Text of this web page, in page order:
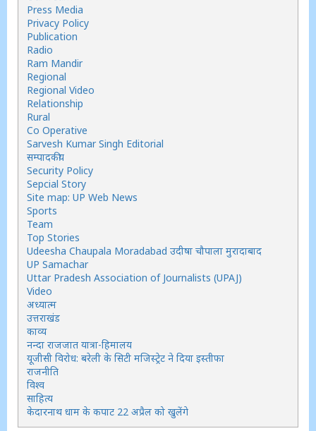
Press Media
Privacy Policy
Publication
Radio
Ram Mandir
Regional
Regional Video
Relationship
Rural
Co Operative
Sarvesh Kumar Singh Editorial
सम्पादकीय
Security Policy
Sepcial Story
Site map: UP Web News
Sports
Team
Top Stories
Udeesha Chaupala Moradabad उदीषा चौपाला मुरादाबाद
UP Samachar
Uttar Pradesh Association of Journalists (UPAJ)
Video
अध्यात्म
उत्तराखंड
काव्य
नन्दा राजजात यात्रा-हिमालय
यूजीसी विरोध: बरेली के सिटी मजिस्ट्रेट ने दिया इस्तीफा
राजनीति
विश्व
साहित्य
केदारनाथ धाम के कपाट 22 अप्रैल को खुलेंगे